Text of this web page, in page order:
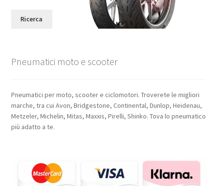
Ricerca
Pneumatici moto e scooter
Pneumatici per moto, scooter e ciclomotori. Troverete le migliori
marche, tra cui Avon, Bridgestone, Continental, Dunlop, Heidenau,
Metzeler, Michelin, Mitas, Maxxis, Pirelli, Shinko. Tova lo pneumatico
più adatto a te.